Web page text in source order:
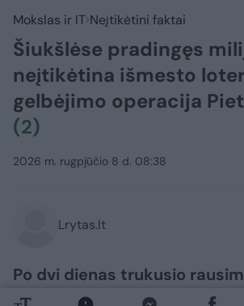
Mokslas ir IT Neįtikėtini faktai
Šiukšlėse pradingęs
neįtikėtina išmesto
gelbėjimo operacija
(2)
2026 m. rugpjūčio 8 d. 08:38
Lrytas.lt
Po dvi dienas trukusio
kalnuose, loterijos dalyvė